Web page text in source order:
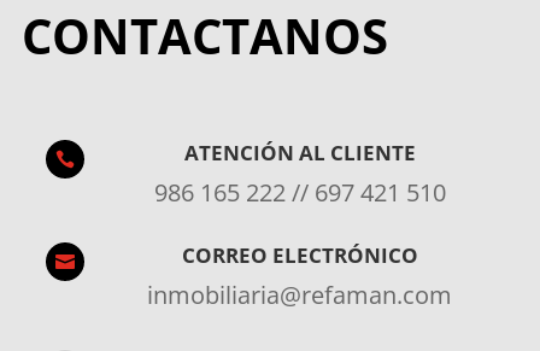
CONTACTANOS
 ATENCIÓN AL CLIENTE
986 165 222 // 697 421 510
 CORREO ELECTRÓNICO
inmobiliaria@refaman.com